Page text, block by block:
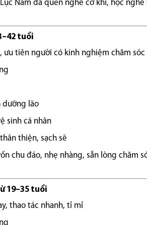
Nam đã quen nghề cơ khí, học
tuổi
ưu tiên người có kinh nghiệm chăm
dưỡng lão
sinh cá nhân
thiện, sạch sẽ
chu đáo, nhẹ nhàng, sẵn lòng chăm
19–35 tuổi
thao tác nhanh, tỉ mỉ